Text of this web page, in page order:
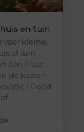
en tuin
voor kleine,
of tuin
een frisse,
de kosten
Goed